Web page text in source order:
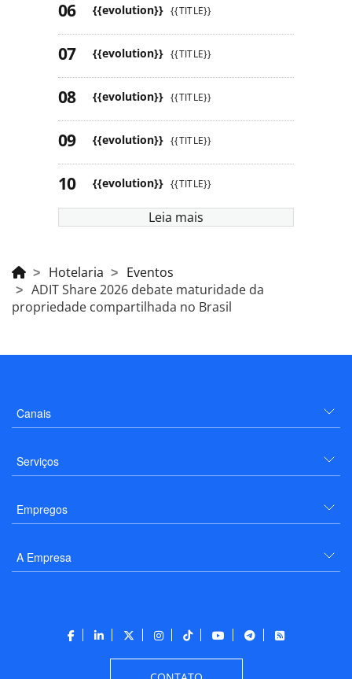
{{evolution}} {{TITLE}}
{{evolution}} {{TITLE}}
{{evolution}} {{TITLE}}
{{evolution}} {{TITLE}}
{{evolution}} {{TITLE}}
Leia mais
Hotelaria
Eventos
ADIT Share 2026 debate maturidade da
propriedade compartilhada no Brasil
Canais
Serviços
Empregos
A Empresa